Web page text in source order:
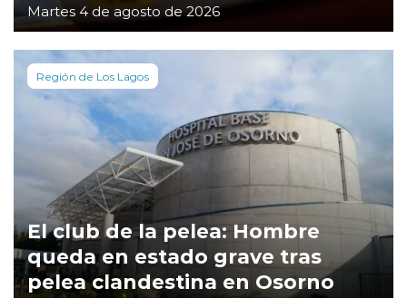
Martes 4 de agosto de 2026
Región de Los Lagos
El club de la pelea: Hombre
queda en estado grave tras
pelea clandestina en Osorno